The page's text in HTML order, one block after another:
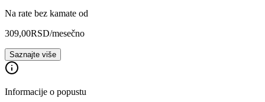
Na rate bez kamate od
309,00RSD/mesečno
Saznajte više
Informacije o popustu